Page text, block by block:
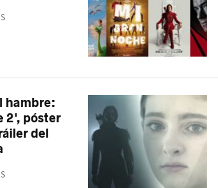
hambre:
2', póster
del